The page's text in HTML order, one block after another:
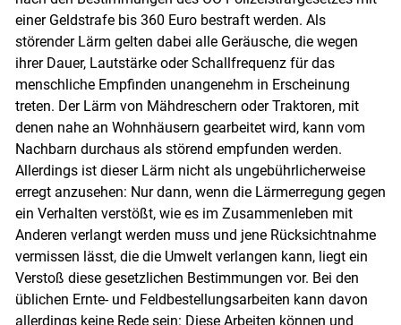
einer Geldstrafe bis 360 Euro bestraft werden. Als
störender Lärm gelten dabei alle Geräusche, die wegen
ihrer Dauer, Lautstärke oder Schallfrequenz für das
menschliche Empfinden unangenehm in Erscheinung
treten. Der Lärm von Mähdreschern oder Traktoren, mit
denen nahe an Wohnhäusern gearbeitet wird, kann vom
Nachbarn durchaus als störend empfunden werden.
Allerdings ist dieser Lärm nicht als ungebührlicherweise
erregt anzusehen: Nur dann, wenn die Lärmerregung gegen
ein Verhalten verstößt, wie es im Zusammenleben mit
Anderen verlangt werden muss und jene Rücksichtnahme
vermissen lässt, die die Umwelt verlangen kann, liegt ein
Verstoß diese gesetzlichen Bestimmungen vor. Bei den
üblichen Ernte- und Feldbestellungsarbeiten kann davon
allerdings keine Rede sein: Diese Arbeiten können und